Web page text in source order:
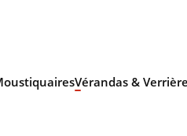
Vérandas &